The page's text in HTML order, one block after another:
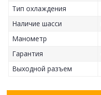
Тип охлаждения
Наличие шасси
Манометр
Гарантия
Выходной разъем